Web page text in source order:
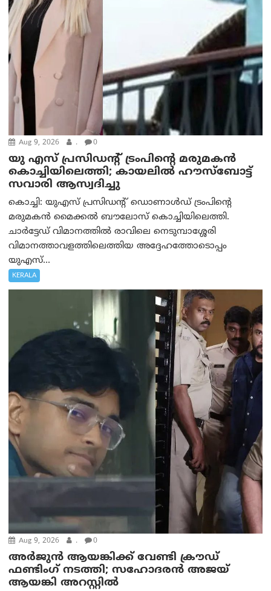
Aug 9, 2026 . 0
യു എസ് പ്രസിഡന്റ് ട്രംപിന്റെ മരുമകൻ
കൊച്ചിയിലെത്തി; കായലിൽ ഹൗസ്ബോട്ട്
സവാരി ആസ്വദിച്ചു
കൊച്ചി: യുഎസ് പ്രസിഡന്റ് ഡൊണാൾഡ് ട്രംപിന്റെ
മരുമകൻ മൈക്കൽ ബൗലോസ് കൊച്ചിയിലെത്തി.
ചാർട്ടേഡ് വിമാനത്തിൽ രാവിലെ നെടുമ്പാശ്ശേരി
വിമാനത്താവളത്തിലെത്തിയ അദ്ദേഹത്തോടൊപ്പം
യുഎസ്...
KERALA
Aug 9, 2026 . 0
അർജുൻ ആയങ്കിക്ക് വേണ്ടി ക്രൗഡ്
ഫണ്ടിംഗ് നടത്തി; സഹോദരന്‍ അജയ്
ആയങ്കി അറസ്റ്റിൽ